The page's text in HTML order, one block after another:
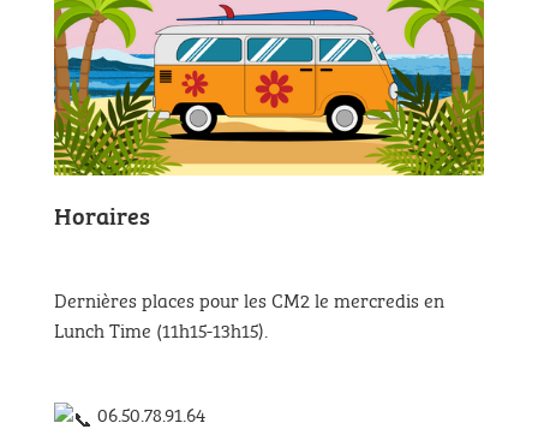
Horaires
Dernières places pour les CM2 le mercredis en
Lunch Time (11h15-13h15).
06.50.78.91.64